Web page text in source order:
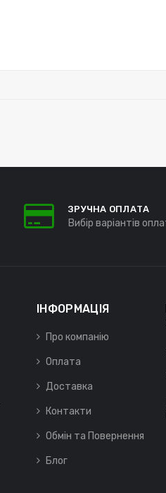
ЗРУЧНА ОПЛАТА
Вибір варіантів
ІНФОРМАЦІЯ
Про компанію
Оплата
Доставка
Контакти
Обмін та Повернення
Блог